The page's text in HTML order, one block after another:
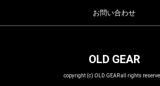
お問い合わせ
OLD GEAR
copyright (c) OLD GEAR all rights